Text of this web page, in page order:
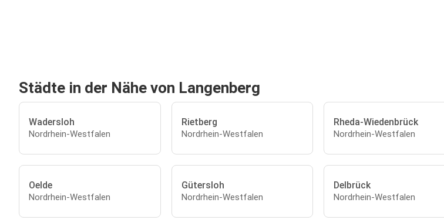
Städte in der Nähe von Langenberg
Wadersloh
Nordrhein-Westfalen
Rietberg
Nordrhein-Westfalen
Rheda-Wiedenbrück
Nordrhein-Westfalen
Oelde
Nordrhein-Westfalen
Gütersloh
Nordrhein-Westfalen
Delbrück
Nordrhein-Westfalen